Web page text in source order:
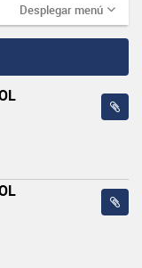
Desplegar menú